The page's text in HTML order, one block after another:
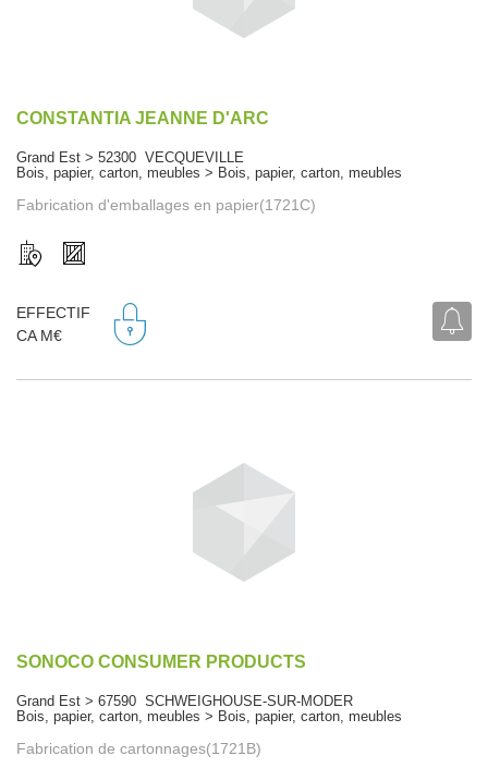
CONSTANTIA JEANNE D'ARC
Grand Est > 52300 VECQUEVILLE
Bois, papier, carton, meubles > Bois, papier, carton, meubles
Fabrication d'emballages en papier(1721C)
EFFECTIF
CA M€
SONOCO CONSUMER PRODUCTS
Grand Est > 67590 SCHWEIGHOUSE-SUR-MODER
Bois, papier, carton, meubles > Bois, papier, carton, meubles
Fabrication de cartonnages(1721B)